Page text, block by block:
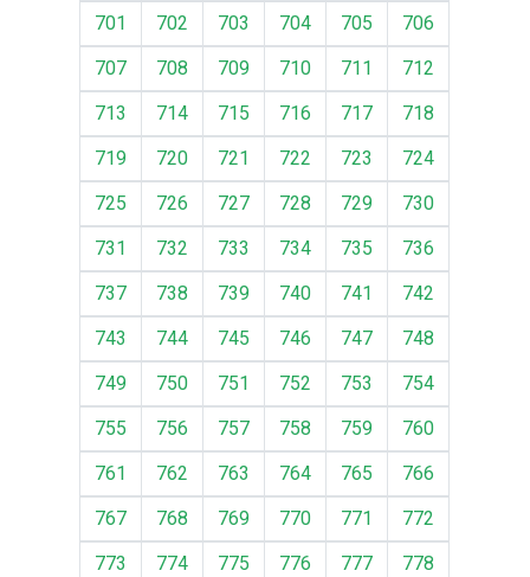
701
702 703 704 705
706
707
708 709 710 711
712
713
714 715 716 717
718
719
720 721 722 723
724
725
726 727 728 729
730
731
732 733 734 735
736
737
738 739 740 741
742
743
744 745 746 747
748
749
750 751 752 753
754
755
756 757 758 759
760
761
762 763 764 765
766
767
768 769 770 771
772
773
774 775 776 777 778